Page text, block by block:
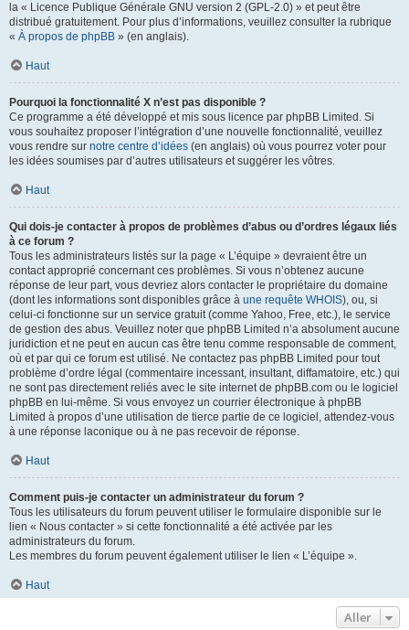
la « Licence Publique Générale GNU version 2 (GPL-2.0) » et peut être
distribué gratuitement. Pour plus d’informations, veuillez consulter la rubrique
« À propos de phpBB » (en anglais).
Haut
Pourquoi la fonctionnalité X n’est pas disponible ?
Ce programme a été développé et mis sous licence par phpBB Limited. Si
vous souhaitez proposer l’intégration d’une nouvelle fonctionnalité, veuillez
vous rendre sur notre centre d’idées (en anglais) où vous pourrez voter pour
les idées soumises par d’autres utilisateurs et suggérer les vôtres.
Haut
Qui dois-je contacter à propos de problèmes d’abus ou d’ordres légaux liés
à ce forum ?
Tous les administrateurs listés sur la page « L’équipe » devraient être un
contact approprié concernant ces problèmes. Si vous n’obtenez aucune
réponse de leur part, vous devriez alors contacter le propriétaire du domaine
(dont les informations sont disponibles grâce à une requête WHOIS), ou, si
celui-ci fonctionne sur un service gratuit (comme Yahoo, Free, etc.), le service
de gestion des abus. Veuillez noter que phpBB Limited n’a absolument aucune
juridiction et ne peut en aucun cas être tenu comme responsable de comment,
où et par qui ce forum est utilisé. Ne contactez pas phpBB Limited pour tout
problème d’ordre légal (commentaire incessant, insultant, diffamatoire, etc.) qui
ne sont pas directement reliés avec le site internet de phpBB.com ou le logiciel
phpBB en lui-même. Si vous envoyez un courrier électronique à phpBB
Limited à propos d’une utilisation de tierce partie de ce logiciel, attendez-vous
à une réponse laconique ou à ne pas recevoir de réponse.
Haut
Comment puis-je contacter un administrateur du forum ?
Tous les utilisateurs du forum peuvent utiliser le formulaire disponible sur le
lien « Nous contacter » si cette fonctionnalité a été activée par les
administrateurs du forum.
Les membres du forum peuvent également utiliser le lien « L’équipe ».
Haut
Aller